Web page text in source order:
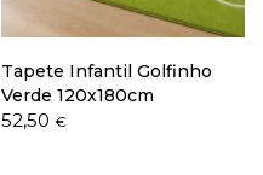
Tapete Infantil Golfinho
Verde 120x180cm
52,50 €